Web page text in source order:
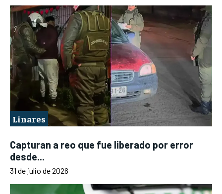
Linares
Capturan a reo que fue liberado por error
desde...
31 de julio de 2026